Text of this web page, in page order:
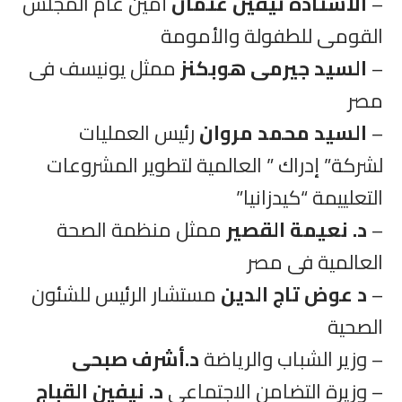
القومى للطفولة والأمومة
–السيد جيرمى هوبكنزممثل يونيسف فى
مصر
–السيد محمد مروانرئيس العمليات
لشركة” إدراك ” العالمية لتطوير المشروعات
التعلييمة “كيدزانيا”
–د. نعيمة القصيرممثل منظمة الصحة
العالمية فى مصر
–د عوض تاج الدينمستشار الرئيس للشئون
الصحية
– وزير الشباب والرياضةد.أشرف صبحى
– وزيرة التضامن الاجتماعىد. نيفين القباج